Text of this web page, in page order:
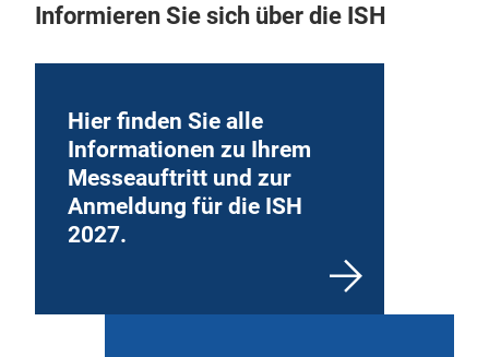
Informieren Sie sich über die ISH
Hier finden Sie alle
Informationen zu Ihrem
Messeauftritt und zur
Anmeldung für die ISH
2027.